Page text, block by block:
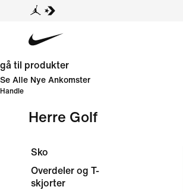
gå til produkter
Se Alle Nye Ankomster
Handle
Herre Golf
Sko
Overdeler og T-
skjorter